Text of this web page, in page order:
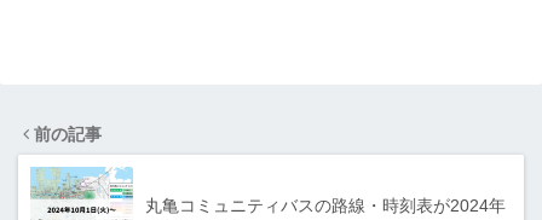
前の記事
丸亀コミュニティバスの路線・時刻表が2024年